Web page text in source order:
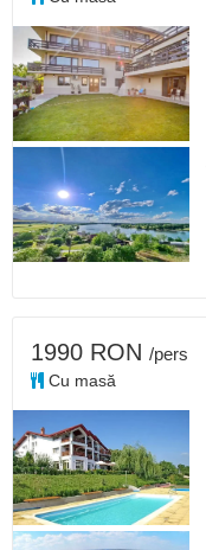
1990 RON /pers
Cu masă